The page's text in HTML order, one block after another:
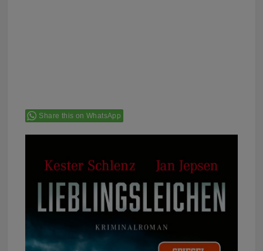
Share this on WhatsApp